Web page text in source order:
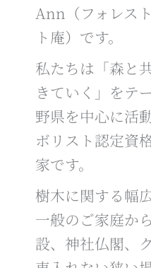
Ann（フォレス
ト庵）です。
私たちは「森
きていく」をテ
野県を中心に活
ボリスト認定資
家です。
樹木に関する幅
一般のご家庭か
設、神社仏閣、